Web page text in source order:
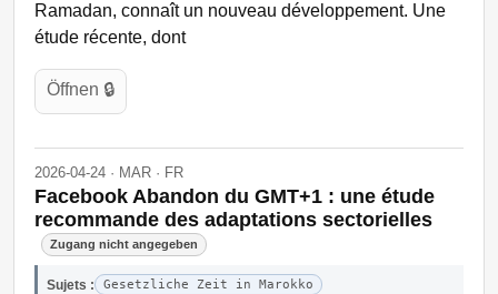
Ramadan, connaît un nouveau développement. Une
étude récente, dont
Öffnen 🔒
2026-04-24 · MAR · FR
Facebook Abandon du GMT+1 : une étude
recommande des adaptations sectorielles
Zugang nicht angegeben
Sujets :
Gesetzliche Zeit in Marokko